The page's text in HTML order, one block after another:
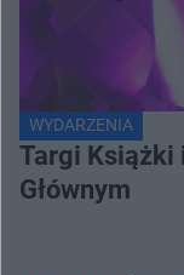
WYDARZENIA
Targi Książki
Głównym